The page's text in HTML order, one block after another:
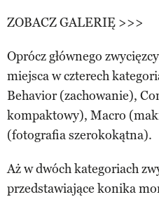
ZOBACZ GALERIĘ >>>
Oprócz głównego
miejsca w czterech
Behavior (zachowanie),
kompaktowy), Macro
(fotografia szerokokątna).
Aż w dwóch kategoriach
przedstawiające konika